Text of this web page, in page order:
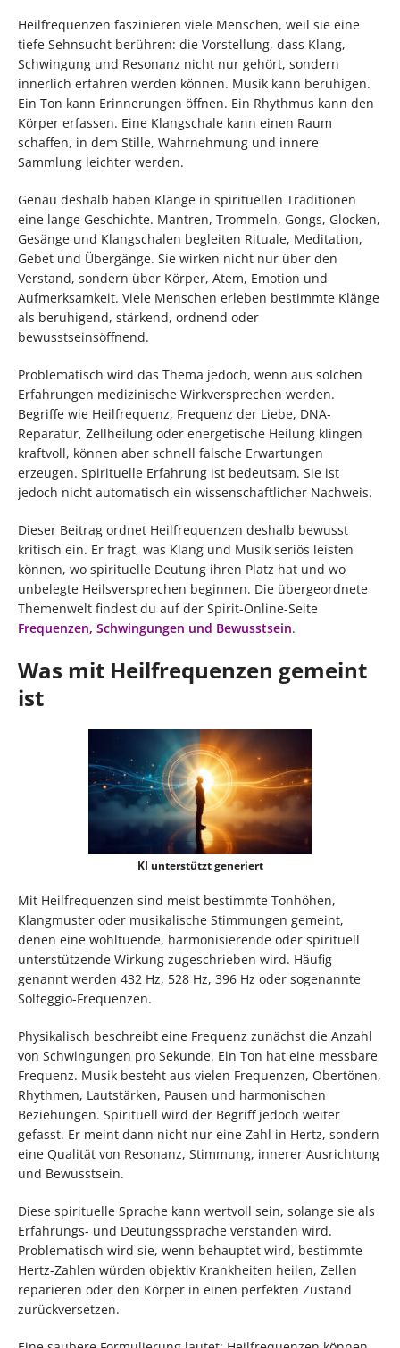
Heilfrequenzen faszinieren viele Menschen, weil sie eine
tiefe Sehnsucht berühren: die Vorstellung, dass Klang,
Schwingung und Resonanz nicht nur gehört, sondern
innerlich erfahren werden können. Musik kann beruhigen.
Ein Ton kann Erinnerungen öffnen. Ein Rhythmus kann den
Körper erfassen. Eine Klangschale kann einen Raum
schaffen, in dem Stille, Wahrnehmung und innere
Sammlung leichter werden.
Genau deshalb haben Klänge in spirituellen Traditionen
eine lange Geschichte. Mantren, Trommeln, Gongs, Glocken,
Gesänge und Klangschalen begleiten Rituale, Meditation,
Gebet und Übergänge. Sie wirken nicht nur über den
Verstand, sondern über Körper, Atem, Emotion und
Aufmerksamkeit. Viele Menschen erleben bestimmte Klänge
als beruhigend, stärkend, ordnend oder
bewusstseinsöffnend.
Problematisch wird das Thema jedoch, wenn aus solchen
Erfahrungen medizinische Wirkversprechen werden.
Begriffe wie Heilfrequenz, Frequenz der Liebe, DNA-
Reparatur, Zellheilung oder energetische Heilung klingen
kraftvoll, können aber schnell falsche Erwartungen
erzeugen. Spirituelle Erfahrung ist bedeutsam. Sie ist
jedoch nicht automatisch ein wissenschaftlicher Nachweis.
Dieser Beitrag ordnet Heilfrequenzen deshalb bewusst
kritisch ein. Er fragt, was Klang und Musik seriös leisten
können, wo spirituelle Deutung ihren Platz hat und wo
unbelegte Heilsversprechen beginnen. Die übergeordnete
Themenwelt findest du auf der Spirit-Online-Seite
Frequenzen, Schwingungen und Bewusstsein.
Was mit Heilfrequenzen gemeint
ist
KI unterstützt generiert
Mit Heilfrequenzen sind meist bestimmte Tonhöhen,
Klangmuster oder musikalische Stimmungen gemeint,
denen eine wohltuende, harmonisierende oder spirituell
unterstützende Wirkung zugeschrieben wird. Häufig
genannt werden 432 Hz, 528 Hz, 396 Hz oder sogenannte
Solfeggio-Frequenzen.
Physikalisch beschreibt eine Frequenz zunächst die Anzahl
von Schwingungen pro Sekunde. Ein Ton hat eine messbare
Frequenz. Musik besteht aus vielen Frequenzen, Obertönen,
Rhythmen, Lautstärken, Pausen und harmonischen
Beziehungen. Spirituell wird der Begriff jedoch weiter
gefasst. Er meint dann nicht nur eine Zahl in Hertz, sondern
eine Qualität von Resonanz, Stimmung, innerer Ausrichtung
und Bewusstsein.
Diese spirituelle Sprache kann wertvoll sein, solange sie als
Erfahrungs- und Deutungssprache verstanden wird.
Problematisch wird sie, wenn behauptet wird, bestimmte
Hertz-Zahlen würden objektiv Krankheiten heilen, Zellen
reparieren oder den Körper in einen perfekten Zustand
zurückversetzen.